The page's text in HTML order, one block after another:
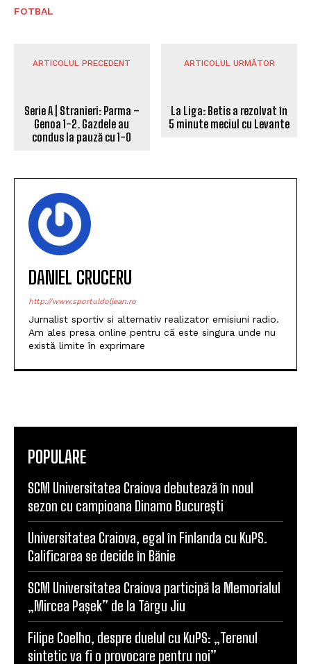
FOTBAL
ARTICOLUL PRECEDENT
Serie A | Stranieri: Parma –
ARTICOLUL URMĂTOR
DANIEL CRUCERU
http://www.sportuldoljean.ro
Jurnalist sportiv si alternativ realizator emisiuni radio.
există limite în exprimare
POPULARE
SCM Universitatea Craiova debutează în noul
sezon cu campioana Dinamo București
Universitatea Craiova, egal în Finlanda cu KuPS.
Calificarea se decide în Bănie
SCM Universitatea Craiova participă la Memorialul
„Mircea Pașek” de la Târgu Jiu